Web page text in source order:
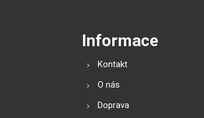
Informace
Kontakt
O nás
Doprava